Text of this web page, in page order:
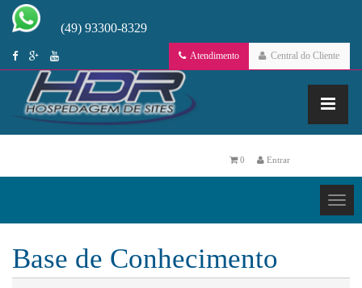
(49) 93300-8329
Central do Cliente
Atendimento
Entrar
0
Base de Conhecimento